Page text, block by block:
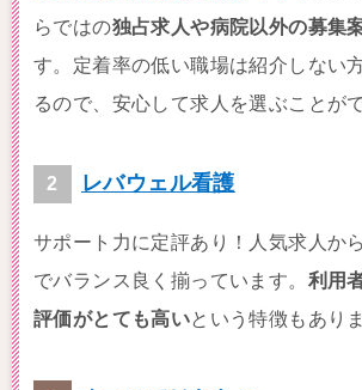
らではの独占求人や病院以外の募集
す。定着率の低い職場は紹介しない
るので、安心して求人を選ぶことが
レバウェル看護
サポート力に定評あり！人気求人か
でバランス良く揃っています。 利用
評価がとても高いという特徴もあり